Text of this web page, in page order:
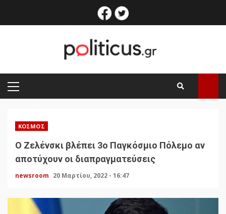
facebook
PRIMARY
MENU
ΚΌΣΜΟΣ
Ο Ζελένσκι βλέπει 3ο Παγκόσμιο Πόλεμο αν
αποτύχουν οι διαπραγματεύσεις
newsroom 20 Μαρτίου, 2022 - 16:47